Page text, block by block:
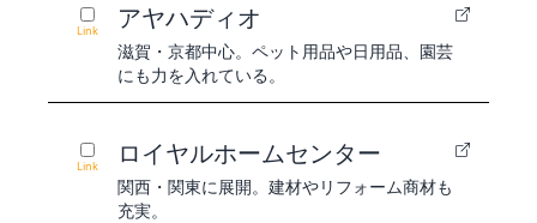
Link アヤハディオ
滋賀・京都中心。ペット用品や日用品、園芸
にも力を入れている。
Link ロイヤルホームセンター
関西・関東に展開。建材やリフォーム商材も
充実。